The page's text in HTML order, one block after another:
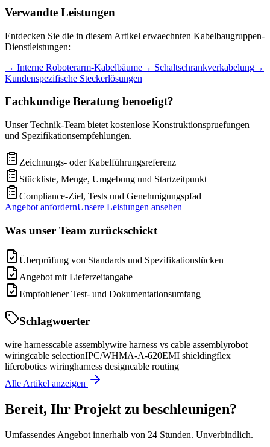
Verwandte Leistungen
Entdecken Sie die in diesem Artikel erwaechnten Kabelbaugruppen-
Dienstleistungen:
→ Interne Roboterarm-Kabelbäume→ Schaltschrankverkabelung→
Kundenspezifische Steckerlösungen
Fachkundige Beratung benoetigt?
Unser Technik-Team bietet kostenlose Konstruktionspruefungen
und Spezifikationsempfehlungen.
Zeichnungs- oder Kabelführungsreferenz
Stückliste, Menge, Umgebung und Startzeitpunkt
Compliance-Ziel, Tests und Genehmigungspfad
Angebot anfordernUnsere Leistungen ansehen
Was unser Team zurückschickt
Überprüfung von Standards und Spezifikationslücken
Angebot mit Lieferzeitangabe
Empfohlener Test- und Dokumentationsumfang
Schlagwoerter
wire harnesscable assemblywire harness vs cable assemblyrobot
wiringcable selectionIPC/WHMA-A-620EMI shieldingflex
liferobotics wiringharness designcable routing
Alle Artikel anzeigen
Bereit, Ihr Projekt zu beschleunigen?
Umfassendes Angebot innerhalb von 24 Stunden. Unverbindlich.